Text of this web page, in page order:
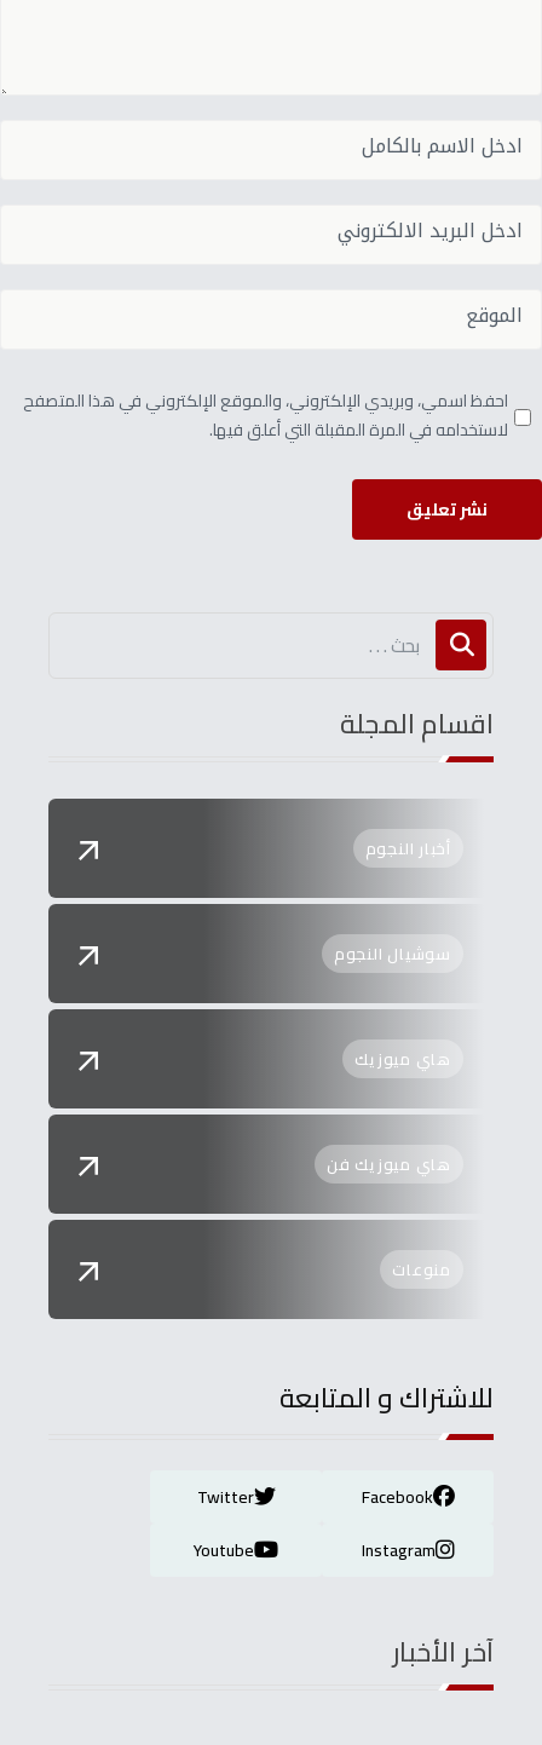
احفظ اسمي، وبريدي الإلكتروني، والموقع الإلكتروني في هذا المتصفح
لاستخدامه في المرة المقبلة التي أعلق فيها.
نشر تعليق
اقسام المجلة
أخبار النجوم
سوشيال النجوم
هاي ميوزيك
هاي ميوزيك فن
منوعات
للاشتراك و المتابعة
Facebook
Twitter
Instagram
Youtube
آخر الأخبار